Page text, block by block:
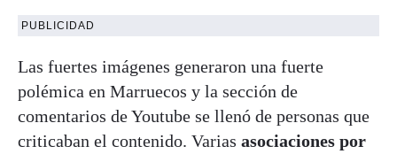
PUBLICIDAD
Las fuertes imágenes generaron una fuerte
polémica en Marruecos y la sección de
comentarios de Youtube se llenó de personas que
criticaban el contenido. Varias asociaciones por